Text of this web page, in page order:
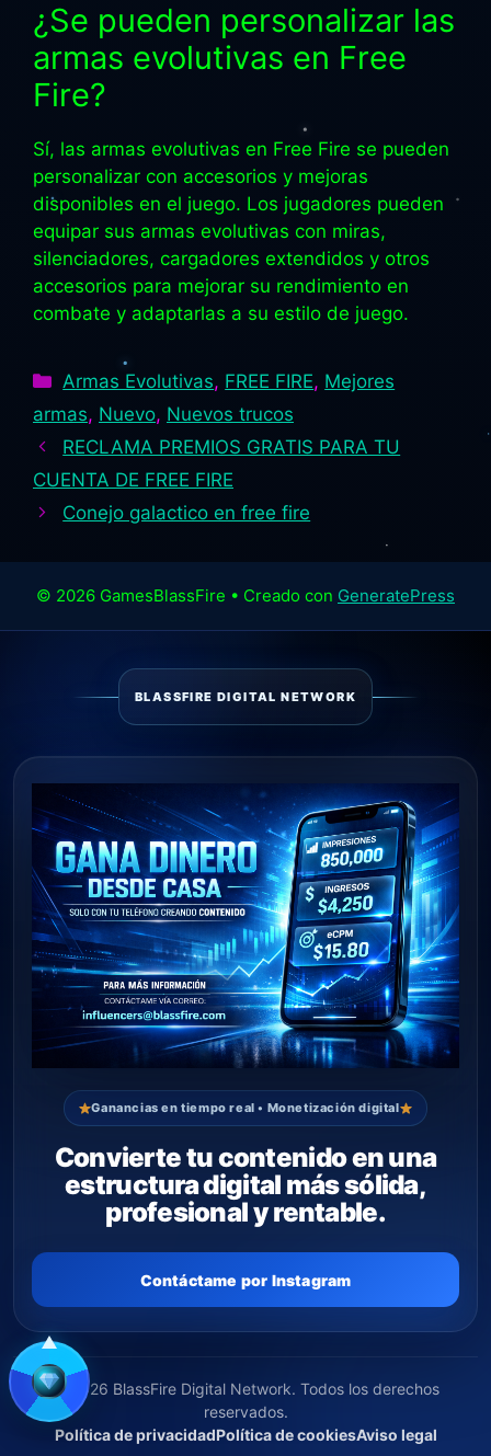
¿Se pueden personalizar las
armas evolutivas en Free
Fire?
Sí, las armas evolutivas en Free Fire se pueden
personalizar con accesorios y mejoras
disponibles en el juego. Los jugadores pueden
equipar sus armas evolutivas con miras,
silenciadores, cargadores extendidos y otros
accesorios para mejorar su rendimiento en
combate y adaptarlas a su estilo de juego.
Categorías
Armas Evolutivas, FREE FIRE, Mejores
armas, Nuevo, Nuevos trucos
RECLAMA PREMIOS GRATIS PARA TU
CUENTA DE FREE FIRE
Conejo galactico en free fire
© 2026 GamesBlassFire • Creado con GeneratePress
BLASSFIRE DIGITAL NETWORK
Ganancias en tiempo real • Monetización digital
Convierte tu contenido en una
estructura digital más sólida,
profesional y rentable.
Contáctame por Instagram
© 2026 BlassFire Digital Network. Todos los derechos
reservados.
Política de privacidadPolítica de cookiesAviso legal